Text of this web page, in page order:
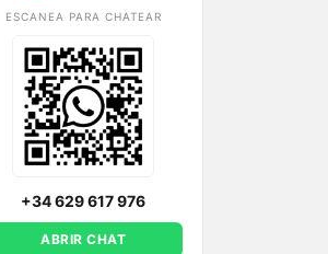
ESCANEA PARA CHATEAR
+34 629 617 976
ABRIR CHAT